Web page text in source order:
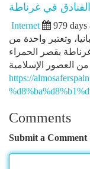
في غرناطة
Internet 979 days
وتعتبر واحدة من
بقصر الحمراء
https://
Comments
Submit a Comment